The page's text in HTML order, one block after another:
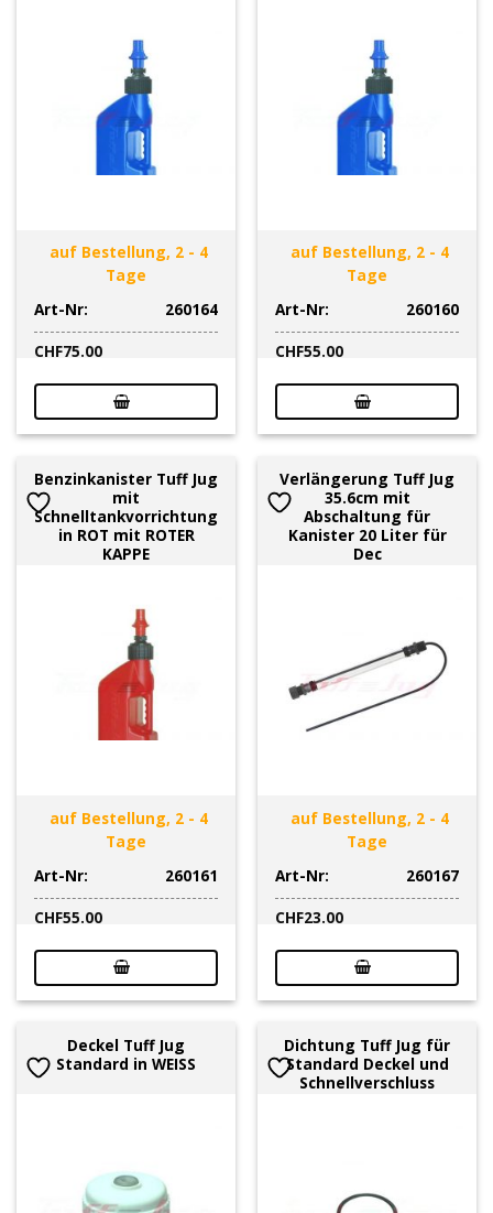
auf Bestellung, 2 - 4
Tage
Art-Nr:
260164
CHF75.00
auf Bestellung, 2 - 4
Tage
Art-Nr:
260160
CHF55.00
Benzinkanister Tuff Jug
mit
Schnelltankvorrichtung
in ROT mit ROTER
KAPPE
auf Bestellung, 2 - 4
Tage
Art-Nr:
260161
CHF55.00
Verlängerung Tuff Jug
35.6cm mit
Abschaltung für
Kanister 20 Liter für
Dec
auf Bestellung, 2 - 4
Tage
Art-Nr:
260167
CHF23.00
Deckel Tuff Jug
Standard in WEISS
Dichtung Tuff Jug für
Standard Deckel und
Schnellverschluss